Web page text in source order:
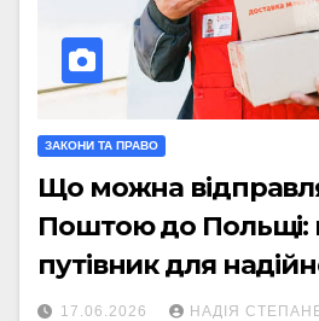
ЗАКОНИ ТА ПРАВО
Що можна
Поштою до Польщі:
путівник для
17.06.2026 НАДІЯ